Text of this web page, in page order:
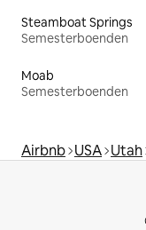
Steamboat Springs
Semesterboenden
Moab
Semesterboenden
Airbnb USA Utah